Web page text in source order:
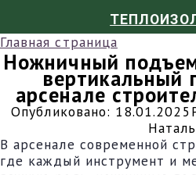
Главная страница
Ножничный
вертикальный
арсенале
Опубликовано: 18.01.2025
В арсенале современной
где каждый инструмент и